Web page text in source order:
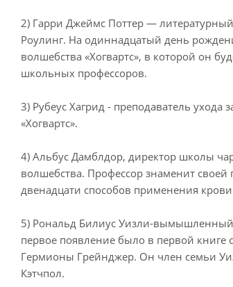
2) Гарри Джеймс Поттер —
Роулинг. На одиннадцатый день
волшебства «Хогвартс», в которой он
школьных профессоров.
3) Рубеус Хагрид - преподаватель
«Хогвартс».
4) Альбус Дамблдор, директор школы
волшебства. Профессор знаменит
двенадцати способов применения
5) Рональд Билиус Уизли-вымышленный
первое появление было в первой книге
Гермионы Грейнджер. Он член семьи
Кэтчпол.